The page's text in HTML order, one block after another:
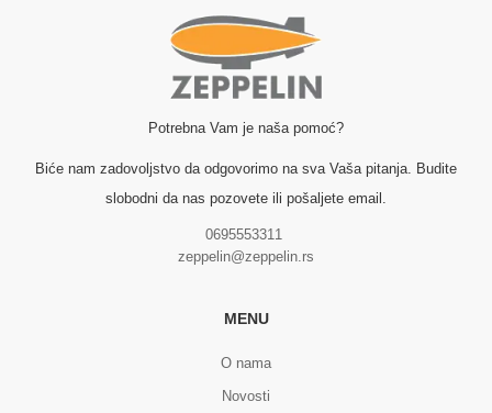
Potrebna Vam je naša pomoć?
Biće nam zadovoljstvo da odgovorimo na sva Vaša pitanja. Budite
slobodni da nas pozovete ili pošaljete email.
0695553311
zeppelin@zeppelin.rs
MENU
O nama
Novosti